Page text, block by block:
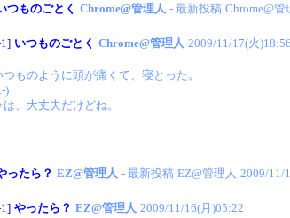
つものごとく Chrome@管理人 - 最新投稿 Chrome@管
いつものごとく Chrome@管理人 2009/11/17(火)18:56
つものように頭が痛くて、寝とった。
)
は、大丈夫だけどね。
ったら？ EZ@管理人 - 最新投稿 EZ@管理人 2009/11/
やったら？ EZ@管理人 2009/11/16(月)05:22